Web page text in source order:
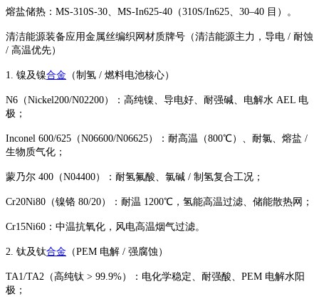
熔盐储热：MS‑310S‑30、MS‑In625‑40（310S/In625、30–40 目）。
清洁能源装备应用金属丝编织网材质牌号（清洁能源主力，导电 / 耐蚀
/ 高温优先）
1. 镍及镍合金 （制氢 / 燃料电池核心）
N6（Nickel200/N02200）：高纯镍、导电好、耐强碱、电解水 AEL 电
极；
Inconel 600/625（N06600/N06625）：耐高温（800℃）、耐氯、熔盐 /
生物质气化；
蒙乃尔 400（N04400）：耐氢氟酸、氯碱 / 制氢复合工况；
Cr20Ni80（镍铬 80/20）：耐温 1200℃，氢能高温过滤、储能散热网；
Cr15Ni60：中温抗氧化，风电高温烟气过滤。
2. 钛及钛合金 （PEM 电解 / 强腐蚀）
TA1/TA2（高纯钛 > 99.9%）：电化学稳定、耐强酸、PEM 电解水阳
极；